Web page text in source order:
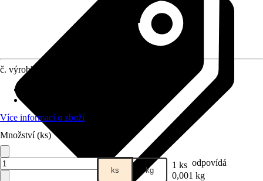
č. výrobku
Více informací o zboží
Množství (ks)
ks kg 1 ks odpovídá
0,001 kg